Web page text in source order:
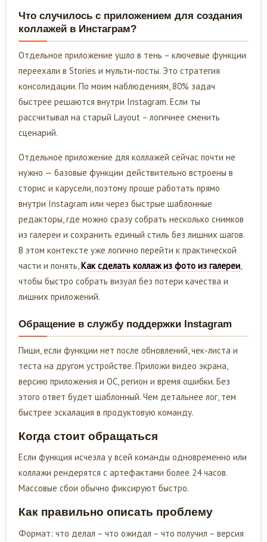
Что случилось с приложением для создания
коллажей в Инстаграм?
Отдельное приложение ушло в тень – ключевые функции
переехали в Stories и мульти-посты. Это стратегия
консолидации. По моим наблюдениям, 80% задач
быстрее решаются внутри Instagram. Если ты
рассчитывал на старый Layout – логичнее сменить
сценарий.
Отдельное приложение для коллажей сейчас почти не
нужно — базовые функции действительно встроены в
сторис и карусели, поэтому проще работать прямо
внутри Instagram или через быстрые шаблонные
редакторы, где можно сразу собрать несколько снимков
из галереи и сохранить единый стиль без лишних шагов.
В этом контексте уже логично перейти к практической
части и понять, Как сделать коллаж из фото из галереи
чтобы быстро собрать визуал без потери качества и
лишних приложений.
Обращение в службу поддержки Instagram
Пиши, если функции нет после обновлений, чек-листа и
теста на другом устройстве. Приложи видео экрана,
версию приложения и ОС, регион и время ошибки. Без
этого ответ будет шаблонный. Чем детальнее лог, тем
быстрее эскалация в продуктовую команду.
Когда стоит обращаться
Если функция исчезла у всей команды одновременно или
коллажи рендерятся с артефактами более 24 часов.
Массовые сбои обычно фиксируют быстро.
Как правильно описать проблему
Формат: что делал – что ожидал – что получил – версия